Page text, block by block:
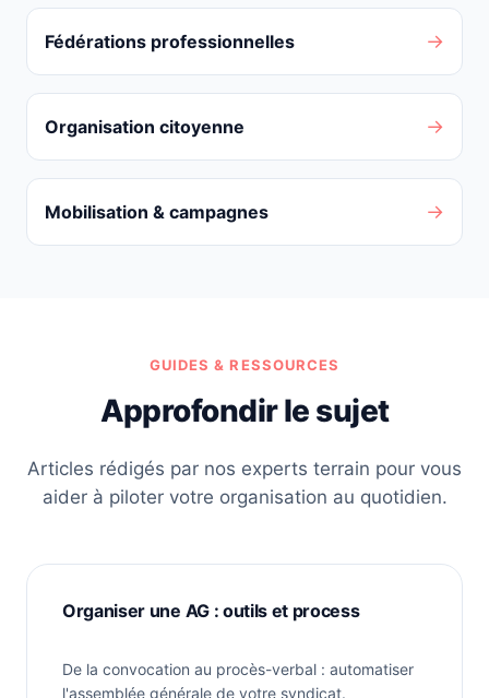
Fédérations professionnelles →
Organisation citoyenne →
Mobilisation & campagnes →
GUIDES & RESSOURCES
Approfondir le sujet
Articles rédigés par nos experts terrain pour vous
aider à piloter votre organisation au quotidien.
Organiser une AG : outils et process
De la convocation au procès-verbal : automatiser
l'assemblée générale de votre syndicat.